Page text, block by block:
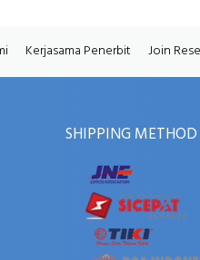
Kerjasama Penerbit Join
SHIPPING METHOD